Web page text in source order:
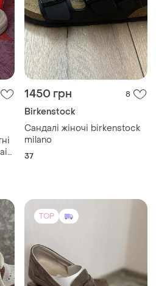
1000 грн
Lola
Жіночі замшеві лофери,
andi, колір сіро/бежеві
розмір 37, без дефектів
37 і ще 1